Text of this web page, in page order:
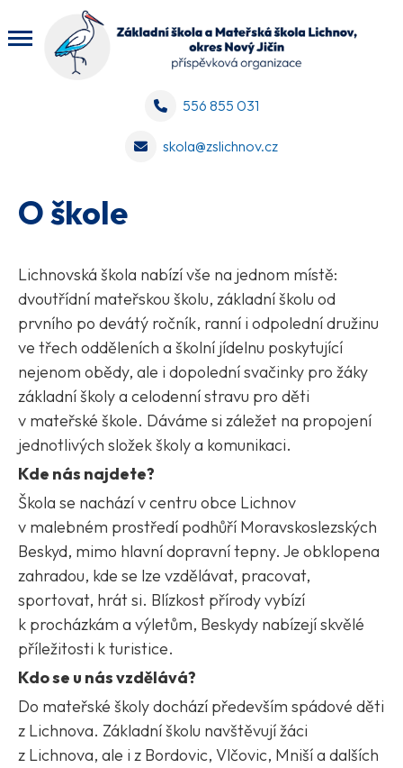
556 855 031
skola@zslichnov.cz
O škole
Lichnovská škola nabízí vše na jednom místě:
dvoutřídní mateřskou školu, základní školu od
prvního po devátý ročník, ranní i odpolední družinu
ve třech odděleních a školní jídelnu poskytující
nejenom obědy, ale i dopolední svačinky pro žáky
základní školy a celodenní stravu pro děti
v mateřské škole. Dáváme si záležet na propojení
jednotlivých složek školy a komunikaci.
Kde nás najdete?
Škola se nachází v centru obce Lichnov
v malebném prostředí podhůří Moravskoslezských
Beskyd, mimo hlavní dopravní tepny. Je obklopena
zahradou, kde se lze vzdělávat, pracovat,
sportovat, hrát si. Blízkost přírody vybízí
k procházkám a výletům, Beskydy nabízejí skvělé
příležitosti k turistice.
Kdo se u nás vzdělává?
Do mateřské školy dochází především spádové děti
z Lichnova. Základní školu navštěvují žáci
z Lichnova, ale i z Bordovic, Vlčovic, Mniší a dalších